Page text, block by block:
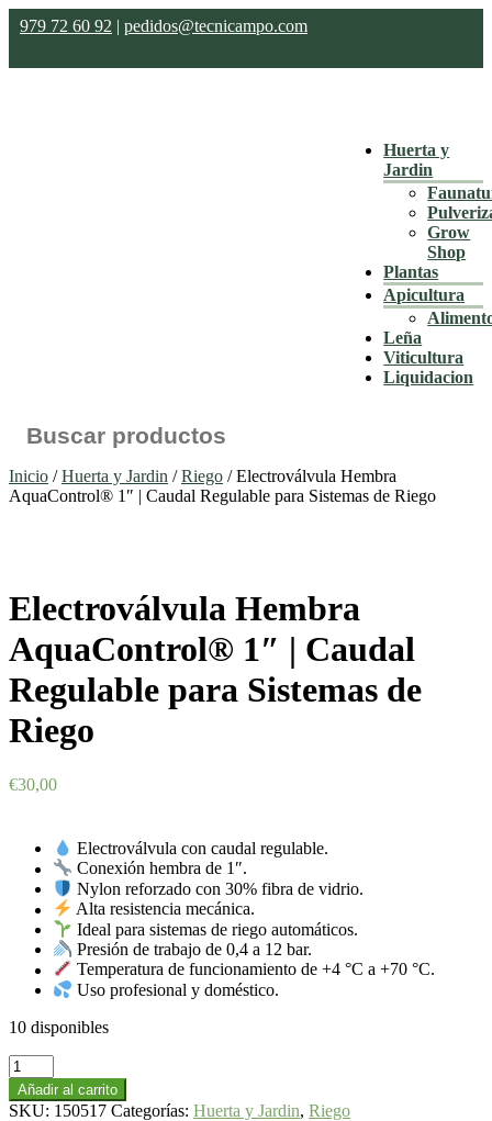
979 72 60 92 | pedidos@tecnicampo.com
Huerta y
Jardin
Grow
Shop
Plantas
Apicultura
Leña
Viticultura
Liquidacion
Inicio /Huerta y Jardin /Riego / Electroválvula Hembra
AquaControl® 1″ | Caudal Regulable para Sistemas de Riego
Electroválvula Hembra
AquaControl® 1″ | Caudal
Regulable para Sistemas de
Riego
€30,00
Electroválvula con caudal regulable.
Conexión hembra de 1″.
Nylon reforzado con 30% fibra de vidrio.
Alta resistencia mecánica.
Ideal para sistemas de riego automáticos.
Presión de trabajo de 0,4 a 12 bar.
Temperatura de funcionamiento de +4 °C a +70 °C.
Uso profesional y doméstico.
10 disponibles
Electroválvula
Hembra
AquaControl®
Añadir al carrito
SKU: 150517 Categorías: Huerta y Jardin, Riego